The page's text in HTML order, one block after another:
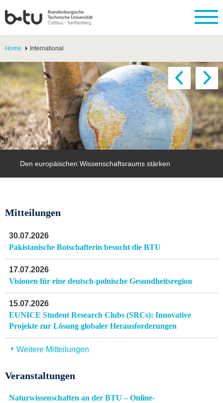
Home International
Den europäischen Wissenschaftsraums stärken
Mitteilungen
30.07.2026
Pakistanische Botschafterin besucht die BTU
17.07.2026
Visionen für eine deutsch-polnische Gesundheitsregion
15.07.2026
EUNICE Student Research Clubs (SRCs): Innovative
Projekte zur Lösung globaler Herausforderungen
Weitere Mitteilungen
Veranstaltungen
Naturwissenschaften an der BTU – Online-